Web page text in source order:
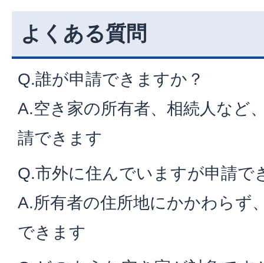
よくある質問
Q.誰が申請できますか？
A.空き家の所有者、相続人など
請できます
Q.市外に住んでいますが申請で
A.所有者の住所地にかかわらず
できます